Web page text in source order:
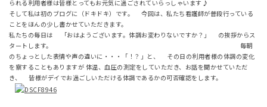
リクルート
お問い合わせ
体験希望
られる利用者様は皆様とってもお元気に過ごされていらっしゃいます♪
そして私は初のブログに（ドキドキ）です。 今回は、私たち看護師が普段行っている
ことをほんの少し書かせていただきます。
私たちの毎日は 「おはようございます。体調お変わりないですか？」 の挨拶からス
タートします。 毎朝
のちょっとした表情や声の違いに・・・「！？」と、 その日の利用者様の体調の変化
を察することもありますが 体温、血圧の測定をしていただき、お話を聞かせていただ
き、 皆様がデイでお過ごしいただける体調であるかの可否確認をします。